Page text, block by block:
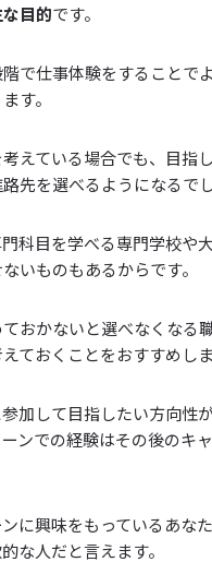
目的です。
で仕事体験をすることで
す。
えている場合でも、目指
先を選べるようになるでし
科目を学べる専門学校や
いものもあるからです。
おかないと選べなくなる
ておくことをおすすめしま
加して目指したい方向性
ンでの経験はその後のキ
に興味をもっているあな
な人だと言えます。